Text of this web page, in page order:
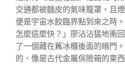
交通都被麵皮的氣味籠罩，且
便是宇宙水餃臨界點到來之時
怎麼這麼快？」廖沾沾猛地衝
了一個藏在舊冰櫃後面的暗門
的、像是古代金屬保險箱的東